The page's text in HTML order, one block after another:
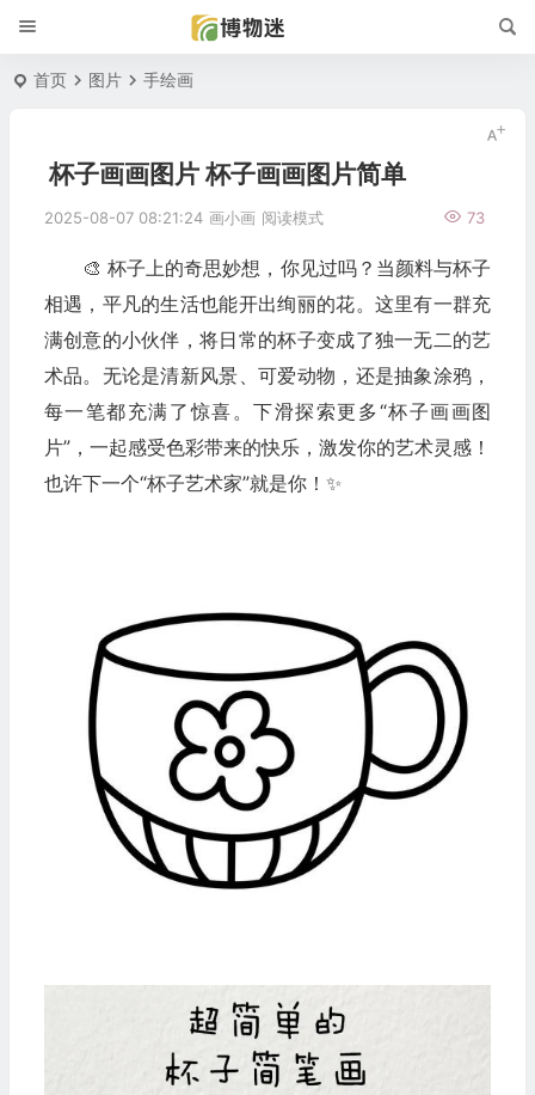
首页 图片 手绘画
杯子画画图片 杯子画画图片简单
2025-08-07 08:21:24 画小画 73
阅读模式
🎨 杯子上的奇思妙想，你见过吗？当颜料与杯子
相遇，平凡的生活也能开出绚丽的花。这里有一群充
满创意的小伙伴，将日常的杯子变成了独一无二的艺
术品。无论是清新风景、可爱动物，还是抽象涂鸦，
每一笔都充满了惊喜。下滑探索更多“杯子画画图
片”，一起感受色彩带来的快乐，激发你的艺术灵感！
也许下一个“杯子艺术家”就是你！✨